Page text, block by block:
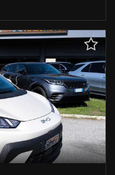
scuro metallizzato •
Airbag Passeggero •
• Autoradio •
• Climatizzatore
• Fendinebbia • Filtro
• Interni in pelle • Park
sedili • Sedile posteriore
• Specchietti
assistito